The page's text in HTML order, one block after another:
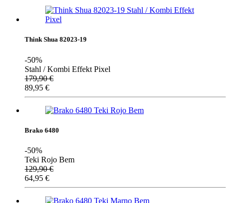
Think Shua 82023-19
-50%
Stahl / Kombi Effekt Pixel
179,90€
89,95 €
Brako 6480
-50%
Teki Rojo Bem
129,90€
64,95 €